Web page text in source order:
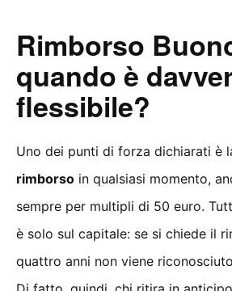
Rimborso
quando è
flessibile?
Uno dei punti di forza dichiarati è
rimborso in qualsiasi momento,
sempre per multipli di 50 euro.
è solo sul capitale: se si chiede il
quattro anni non viene